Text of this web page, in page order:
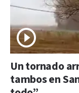
Un tornado
tambos en